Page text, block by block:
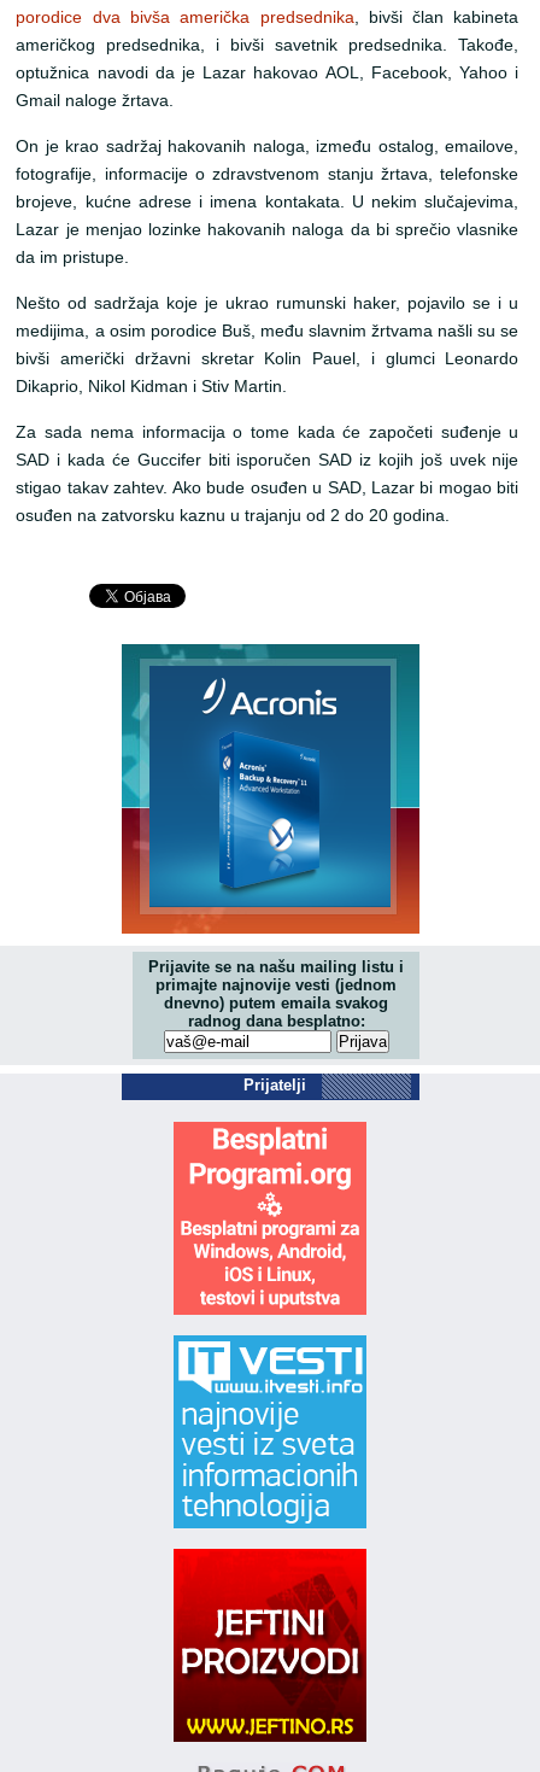
porodice dva bivša američka predsednika, bivši član kabineta
američkog predsednika, i bivši savetnik predsednika. Takođe,
optužnica navodi da je Lazar hakovao AOL, Facebook, Yahoo i
Gmail naloge žrtava.
On je krao sadržaj hakovanih naloga, između ostalog, emailove,
fotografije, informacije o zdravstvenom stanju žrtava, telefonske
brojeve, kućne adrese i imena kontakata. U nekim slučajevima,
Lazar je menjao lozinke hakovanih naloga da bi sprečio vlasnike
da im pristupe.
Nešto od sadržaja koje je ukrao rumunski haker, pojavilo se i u
medijima, a osim porodice Buš, među slavnim žrtvama našli su se
bivši američki državni skretar Kolin Pauel, i glumci Leonardo
Dikaprio, Nikol Kidman i Stiv Martin.
Za sada nema informacija o tome kada će započeti suđenje u
SAD i kada će Guccifer biti isporučen SAD iz kojih još uvek nije
stigao takav zahtev. Ako bude osuđen u SAD, Lazar bi mogao biti
osuđen na zatvorsku kaznu u trajanju od 2 do 20 godina.
Prijavite se na našu mailing listu i
primajte najnovije vesti (jednom
dnevno) putem emaila svakog
radnog dana besplatno:
Prijatelji